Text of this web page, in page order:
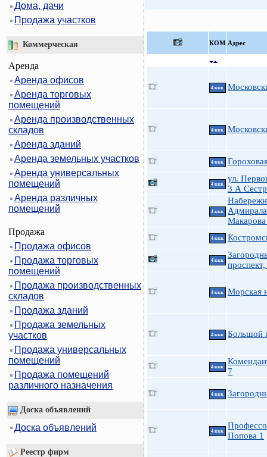
Дома, дачи
Продажа участков
Коммерческая
Аренда
Аренда офисов
Аренда торговых
помещений
Аренда производственных
складов
Аренда зданий
Аренда земельных участков
Аренда универсальных
помещений
Аренда различных
помещений
Продажа
Продажа офисов
Продажа торговых
помещений
Продажа производственных
складов
Продажа зданий
Продажа земельных
участков
Продажа универсальных
помещений
Продажа помещений
различного назначения
Доска объявлений
Доска объявлений
Реестр фирм
КOМ Адрес
4 ккв.
4 ккв.
4 ккв.
4 ккв.
ул.
3 А
4 ккв.
Адмирала
4 ккв.
4 ккв.
4 ккв. Морская
4 ккв. Большой
4 ккв.
7
4 ккв.
4 ккв.
Попова 1